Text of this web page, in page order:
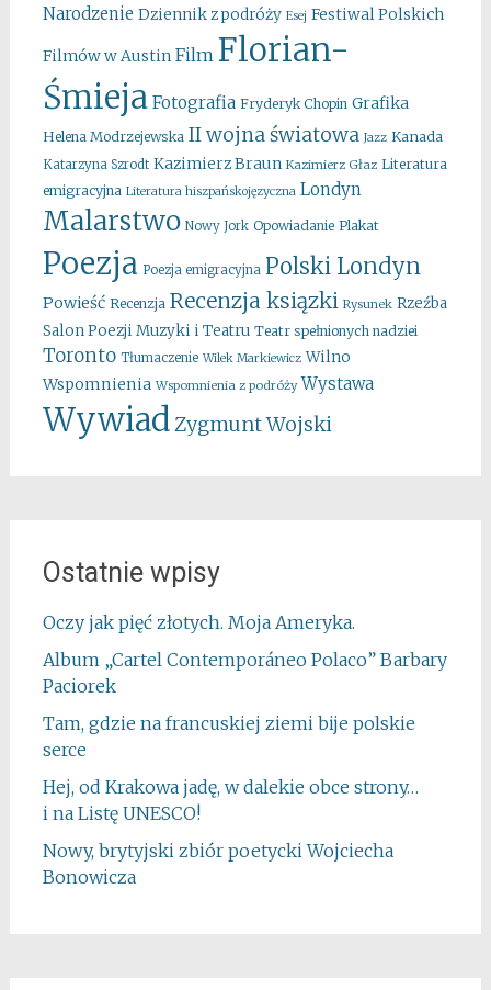
Narodzenie Dziennik z podróży Esej Festiwal Polskich
Filmów w Austin Film Florian-
Śmieja Fotografia Fryderyk Chopin Grafika
Helena Modrzejewska II wojna światowa Jazz Kanada
Katarzyna Szrodt Kazimierz Braun Kazimierz Głaz Literatura
emigracyjna Literatura hiszpańskojęzyczna Londyn
Malarstwo Nowy Jork Opowiadanie Plakat
Poezja Poezja emigracyjna Polski Londyn
Powieść Recenzja Recenzja ksiązki Rysunek Rzeźba
Salon Poezji Muzyki i Teatru Teatr spełnionych nadziei
Toronto Tłumaczenie Wilek Markiewicz Wilno
Wspomnienia Wspomnienia z podróży Wystawa
WywiadZygmunt Wojski
Ostatnie wpisy
Oczy jak pięć złotych. Moja Ameryka.
Album „Cartel Contemporáneo Polaco” Barbary
Paciorek
Tam, gdzie na francuskiej ziemi bije polskie
serce
Hej, od Krakowa jadę, w dalekie obce strony…
i na Listę UNESCO!
Nowy, brytyjski zbiór poetycki Wojciecha
Bonowicza